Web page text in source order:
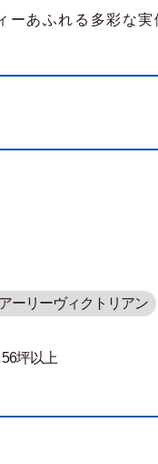
ーあふれる多彩な
アーリーヴィクトリアン
56坪以上